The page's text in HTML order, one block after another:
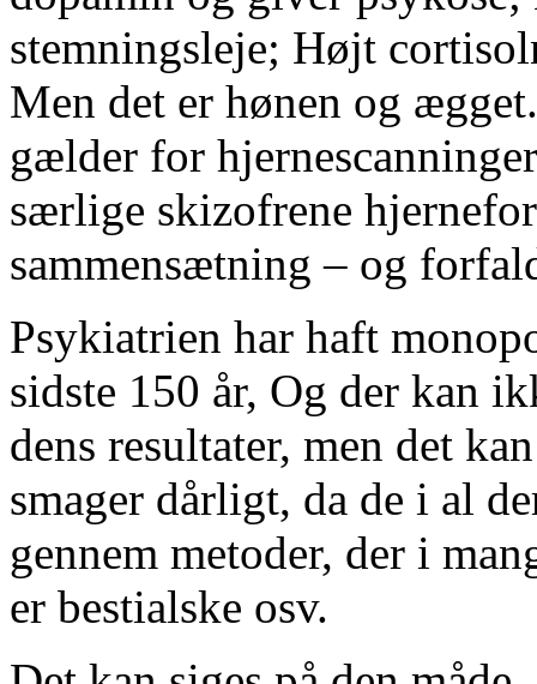
stemningsleje; Højt
Men det er hønen og
gælder for
særlige skizofrene
sammensætning – og
Psykiatrien har haft
sidste 150 år, Og der kan
dens resultater, men det
smager dårligt, da de i al
gennem metoder, der i
er bestialske osv.